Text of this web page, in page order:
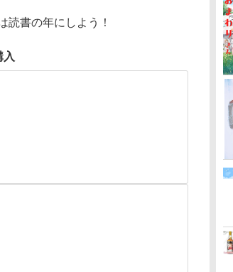
書の年にしよう！